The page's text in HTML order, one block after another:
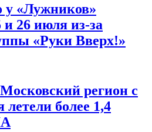
у «Лужников»
и 26 июля из-за
«Руки Вверх!»
регион с
летели более 1,4